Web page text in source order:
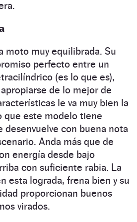
moto muy equilibrada. Su
perfecto entre un
(es lo que es),
de lo mejor de
le va muy bien la
que este modelo tiene
desenvuelve con buena nota
Anda más que de
energía desde bajo
con suficiente rabia. La
esta lograda, frena bien y su
proporcionan buenos
virados.